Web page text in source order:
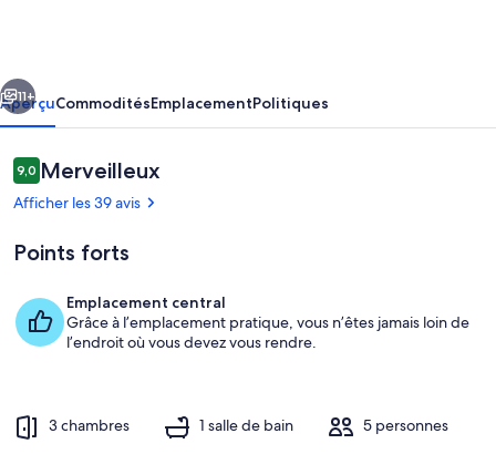
cottage
Terrain de l’hébergement
Suivant
11+
AperçuCommoditésEmplacementPolitiques
Avis
9,09,0 sur 10 –
Merveilleux
Afficher les 39 avis
Points forts
Emplacement central
Grâce à l’emplacement pratique, vous n’êtes jamais loin de
l’endroit où vous devez vous rendre.
3 chambres 1 salle de bain 5 personnes